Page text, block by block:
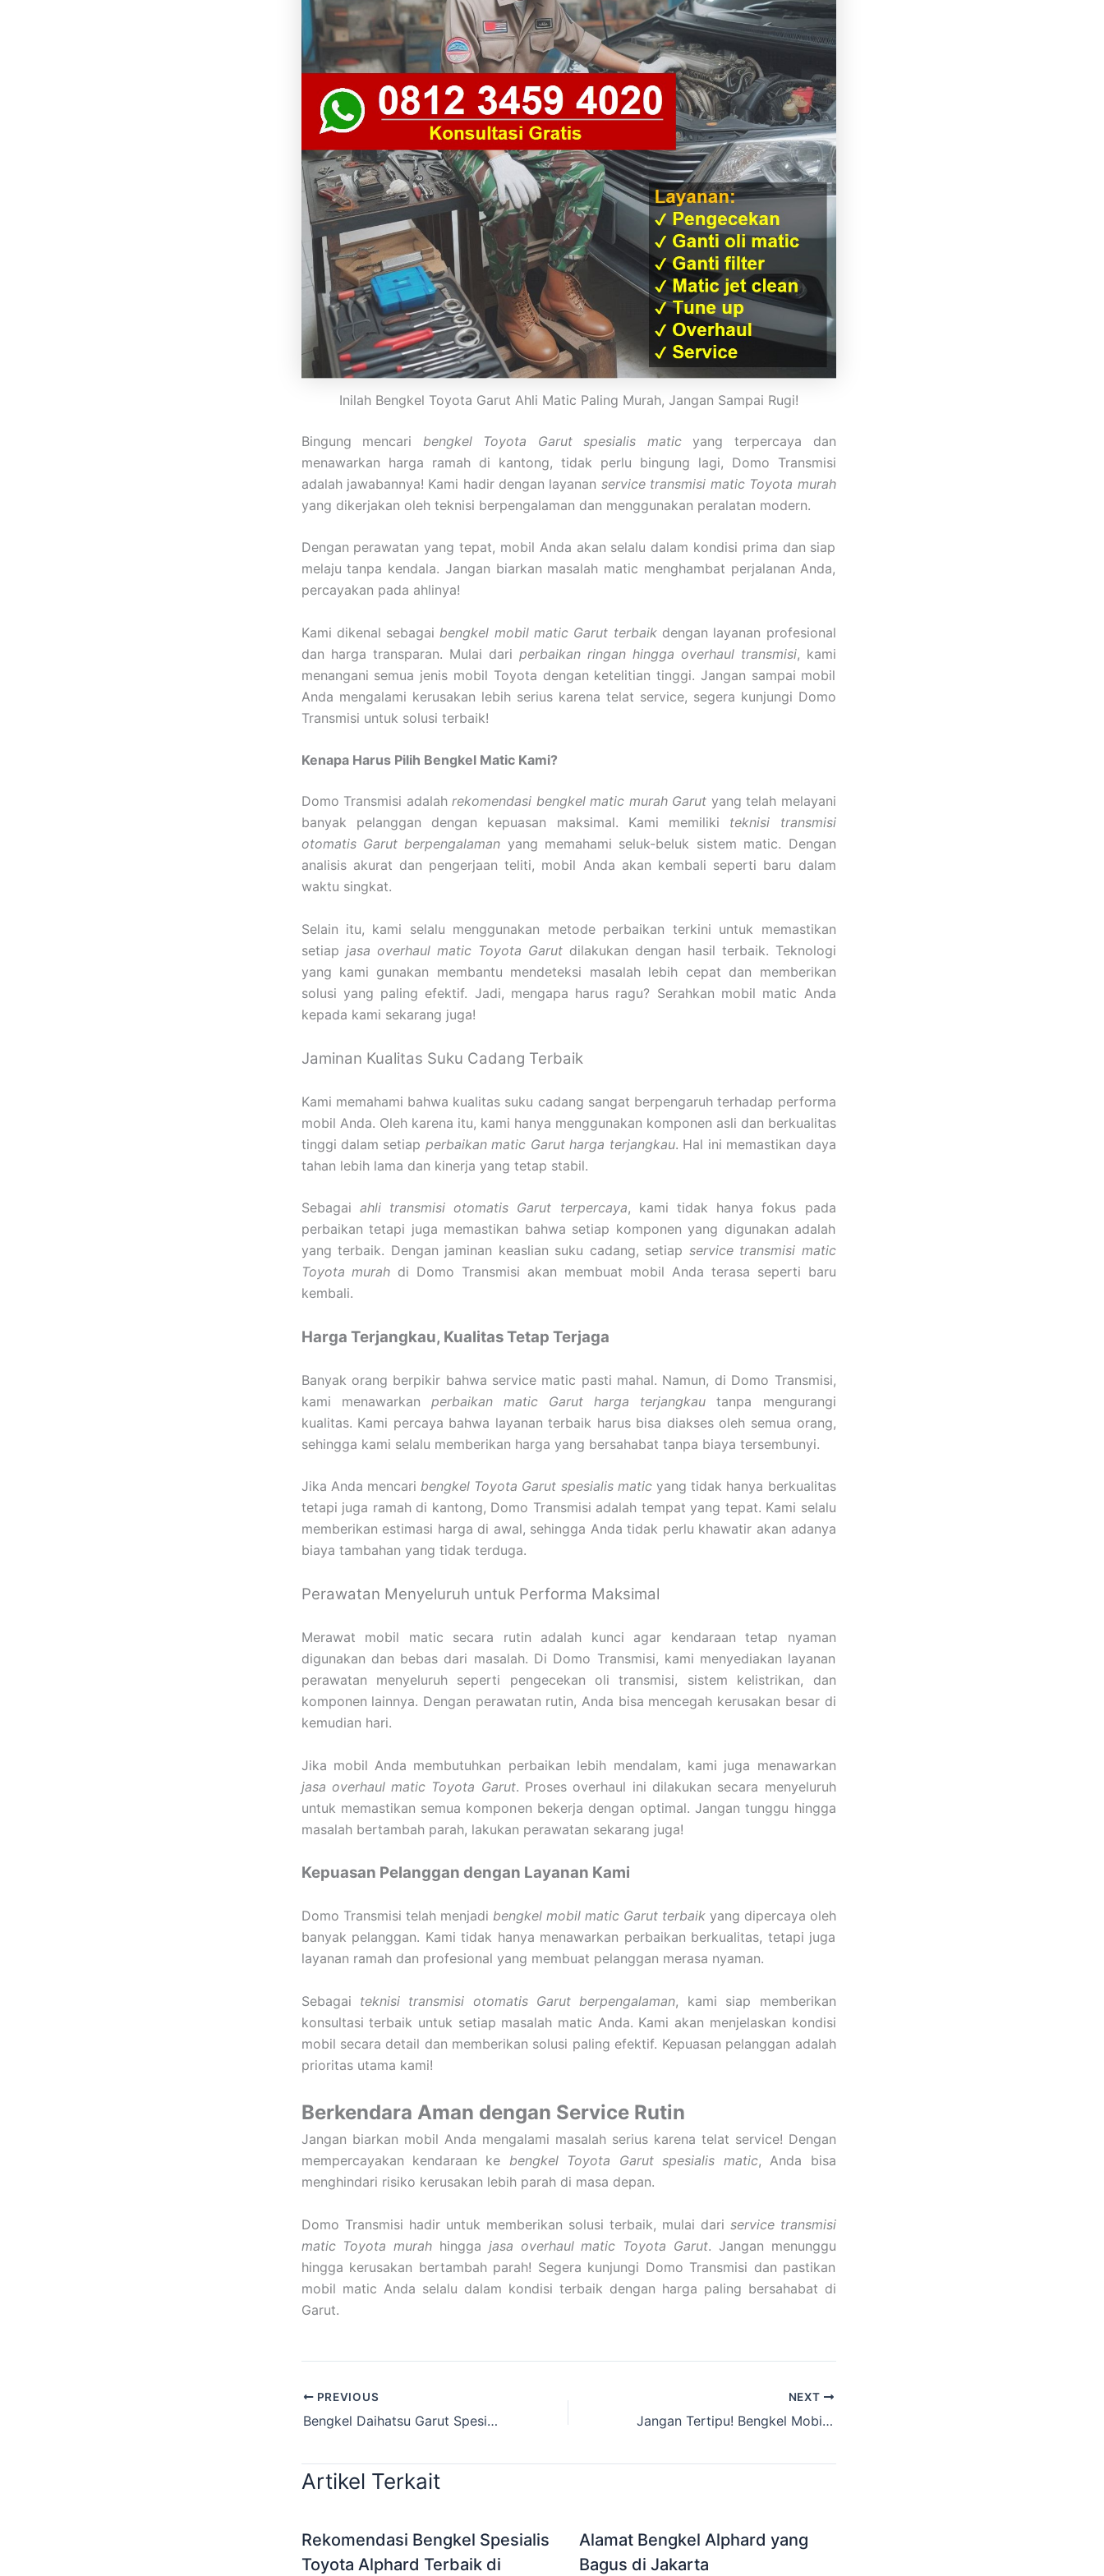
Inilah Bengkel Toyota Garut Ahli Matic Paling Murah, Jangan Sampai Rugi!
Bingung mencari bengkel Toyota Garut spesialis maticyang terpercaya dan
menawarkan harga ramah di kantong, tidak perlu bingung lagi, Domo Transmisi
adalah jawabannya! Kami hadir dengan layanan service transmisi matic Toyota murah
yang dikerjakan oleh teknisi berpengalaman dan menggunakan peralatan modern.
Dengan perawatan yang tepat, mobil Anda akan selalu dalam kondisi prima dan siap
melaju tanpa kendala. Jangan biarkan masalah matic menghambat perjalanan Anda,
percayakan pada ahlinya!
Kami dikenal sebagai bengkel mobil matic Garut terbaikdengan layanan profesional
dan harga transparan. Mulai dari perbaikan ringan hingga overhaul transmisi, kami
menangani semua jenis mobil Toyota dengan ketelitian tinggi. Jangan sampai mobil
Anda mengalami kerusakan lebih serius karena telat service, segera kunjungi Domo
Transmisi untuk solusi terbaik!
Kenapa Harus Pilih Bengkel Matic Kami?
Domo Transmisi adalah rekomendasi bengkel matic murah Garut yang telah melayani
banyak pelanggan dengan kepuasan maksimal. Kami memiliki teknisi transmisi
otomatis Garut berpengalaman yang memahami seluk-beluk sistem matic. Dengan
analisis akurat dan pengerjaan teliti, mobil Anda akan kembali seperti baru dalam
waktu singkat.
Selain itu, kami selalu menggunakan metode perbaikan terkini untuk memastikan
setiap jasa overhaul matic Toyota Garutdilakukan dengan hasil terbaik. Teknologi
yang kami gunakan membantu mendeteksi masalah lebih cepat dan memberikan
solusi yang paling efektif. Jadi, mengapa harus ragu? Serahkan mobil matic Anda
kepada kami sekarang juga!
Jaminan Kualitas Suku Cadang Terbaik
Kami memahami bahwa kualitas suku cadang sangat berpengaruh terhadap performa
mobil Anda. Oleh karena itu, kami hanya menggunakan komponen asli dan berkualitas
tinggi dalam setiap perbaikan matic Garut harga terjangkau. Hal ini memastikan daya
tahan lebih lama dan kinerja yang tetap stabil.
Sebagai ahli transmisi otomatis Garut terpercaya, kami tidak hanya fokus pada
perbaikan tetapi juga memastikan bahwa setiap komponen yang digunakan adalah
yang terbaik. Dengan jaminan keaslian suku cadang, setiap service transmisi matic
Toyota murah di Domo Transmisi akan membuat mobil Anda terasa seperti baru
kembali.
Harga Terjangkau, Kualitas Tetap Terjaga
Banyak orang berpikir bahwa service matic pasti mahal. Namun, di Domo Transmisi,
kami menawarkan perbaikan matic Garut harga terjangkau tanpa mengurangi
kualitas. Kami percaya bahwa layanan terbaik harus bisa diakses oleh semua orang,
sehingga kami selalu memberikan harga yang bersahabat tanpa biaya tersembunyi.
Jika Anda mencaribengkel Toyota Garut spesialis maticyang tidak hanya berkualitas
tetapi juga ramah di kantong, Domo Transmisi adalah tempat yang tepat. Kami selalu
memberikan estimasi harga di awal, sehingga Anda tidak perlu khawatir akan adanya
biaya tambahan yang tidak terduga.
Perawatan Menyeluruh untuk Performa Maksimal
Merawat mobil matic secara rutin adalah kunci agar kendaraan tetap nyaman
digunakan dan bebas dari masalah. Di Domo Transmisi, kami menyediakan layanan
perawatan menyeluruh seperti pengecekan oli transmisi, sistem kelistrikan, dan
komponen lainnya. Dengan perawatan rutin, Anda bisa mencegah kerusakan besar di
kemudian hari.
Jika mobil Anda membutuhkan perbaikan lebih mendalam, kami juga menawarkan
jasa overhaul matic Toyota Garut. Proses overhaul ini dilakukan secara menyeluruh
untuk memastikan semua komponen bekerja dengan optimal. Jangan tunggu hingga
masalah bertambah parah, lakukan perawatan sekarang juga!
Kepuasan Pelanggan dengan Layanan Kami
Domo Transmisi telah menjadi bengkel mobil matic Garut terbaikyang dipercaya oleh
banyak pelanggan. Kami tidak hanya menawarkan perbaikan berkualitas, tetapi juga
layanan ramah dan profesional yang membuat pelanggan merasa nyaman.
Sebagai teknisi transmisi otomatis Garut berpengalaman, kami siap memberikan
konsultasi terbaik untuk setiap masalah matic Anda. Kami akan menjelaskan kondisi
mobil secara detail dan memberikan solusi paling efektif. Kepuasan pelanggan adalah
prioritas utama kami!
Berkendara Aman dengan Service Rutin
Jangan biarkan mobil Anda mengalami masalah serius karena telat service! Dengan
mempercayakan kendaraan ke bengkel Toyota Garut spesialis matic, Anda bisa
menghindari risiko kerusakan lebih parah di masa depan.
Domo Transmisi hadir untuk memberikan solusi terbaik, mulai dari service transmisi
matic Toyota murah hingga jasa overhaul matic Toyota Garut. Jangan menunggu
hingga kerusakan bertambah parah! Segera kunjungi Domo Transmisi dan pastikan
mobil matic Anda selalu dalam kondisi terbaik dengan harga paling bersahabat di
Garut.
PREVIOUS
Bengkel Daihatsu Garut Spesialis Matic Punya Layanan Spesial!
NEXT
Jangan Tertipu! Bengkel Mobil Honda Tasikmalaya Spesialis Matic Terbaik
Artikel Terkait
Rekomendasi Bengkel Spesialis
Toyota Alphard Terbaik di
Alamat Bengkel Alphard yang
Bagus di Jakarta